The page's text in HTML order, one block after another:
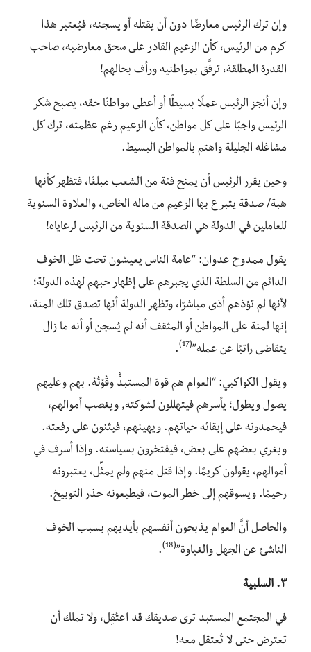
وإن ترك الرئيس معارضًا دون أن يقتله أو يسجنه، فيُعتبر هذا
كرم من الرئيس، كأن الزعيم القادر على سحق معارضيه، صاحب
القدرة المطلقة، ترفَّق بمواطنيه ورأف بحالهم!
وإن أنجز الرئيس عملًا بسيطًا أو أعطى مواطنًا حقه، يصبح شكر
الرئيس واجبًا على كل مواطن، كأن الزعيم رغم عظمته، ترك كل
مشاغله الجليلة واهتم بالمواطن البسيط.
وحين يقرر الرئيس أن يمنح فئة من الشعب مبلغًا، فتظهر كأنها
هبة/ صدقة يتبرع بها الزعيم من ماله الخاص، والعلاوة السنوية
للعاملين في الدولة هي الصدقة السنوية من الرئيس لرعاياه!
يقول ممدوح عدوان: “عامة الناس يعيشون تحت ظل الخوف
الدائم من السلطة الذي يجبرهم على إظهار حبهم لهذه الدولة؛
لأنها لم تؤذهم أذى مباشرًا، وتظهر الدولة أنها تصدق تلك المنة،
إنها لمنة على المواطن أو المثقف أنه لم يُسجن أو أنه ما زال
يتقاضى راتبًا عن عمله”(17)
.
ويقول الكواكبي: “العوام هم قوة المستبدُّ وقُوْتُهُ. بهم وعليهم
يصول ويطول؛ يأسرهم فيتهللون لشوكته, ويغصب أموالهم،
فيحمدونه على إبقائه حياتهم. ويهينهم، فيثنون على رفعته.
ويغري بعضهم على بعض، فيفتخرون بسياسته. وإذا أسرف في
أموالهم، يقولون كريمًا. وإذا قتل منهم ولم يمثِّل، يعتبرونه
رحيمًا. ويسوقهم إلى خطر الموت، فيطيعونه حذر التوبيخ.
والحاصل أنَّ العوام يذبحون أنفسهم بأيديهم بسبب الخوف
الناشئ عن الجهل والغباوة”(18)
.
٣. السلبية
في المجتمع المستبد ترى صديقك قد اعتُقِل، ولا تملك أن
تعترض حتى لا تُعتقل معه!